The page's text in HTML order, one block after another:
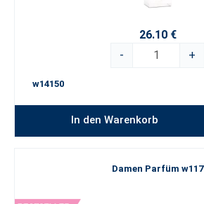
26.10 €
-
+
w14150
In den Warenkorb
Damen Parfüm w117